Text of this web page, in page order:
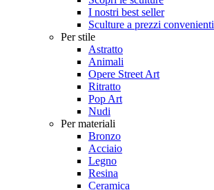
I nostri best seller
Sculture a prezzi convenienti
Per stile
Astratto
Animali
Opere Street Art
Ritratto
Pop Art
Nudi
Per materiali
Bronzo
Acciaio
Legno
Resina
Ceramica